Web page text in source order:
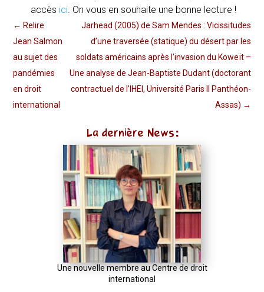
accès ici. On vous en souhaite une bonne lecture !
← Relire
Jean Salmon
au sujet des
pandémies
en droit
international
Jarhead (2005) de Sam Mendes : Vicissitudes
d’une traversée (statique) du désert par les
soldats américains après l’invasion du Koweït –
Une analyse de Jean-Baptiste Dudant (doctorant
contractuel de l’IHEI, Université Paris II Panthéon-
Assas) →
La dernière News:
Une nouvelle membre au Centre de droit
international